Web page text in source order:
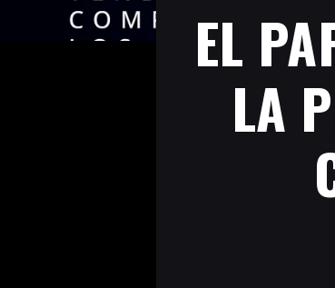
EL
LA